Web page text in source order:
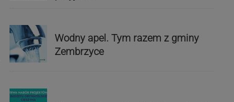
Wodny apel. Tym razem z gminy
Zembrzyce